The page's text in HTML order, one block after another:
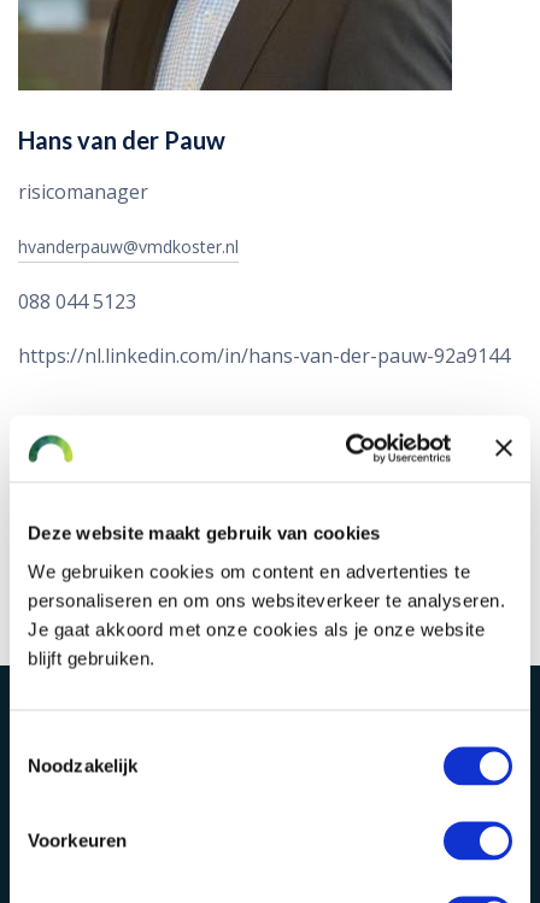
Deze website maakt gebruik van cookies
We gebruiken cookies om content en advertenties te
personaliseren en om ons websiteverkeer te analyseren.
Je gaat akkoord met onze cookies als je onze website
blijft gebruiken.
Noodzakelijk
Voorkeuren
Hans van der Pauw
risicomanager
hvanderpauw@vmdkoster.nl
088 044 5123
https://nl.linkedin.com/in/hans-van-der-pauw-92a9144
Elke onderneming is uniek, daar
wij voor je verzorgen.